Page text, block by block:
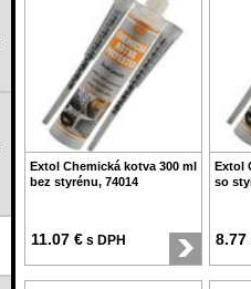
Extol Chemická kotva 300 ml
bez styrénu, 74014
11.07 € s DPH
Extol
so
8.77